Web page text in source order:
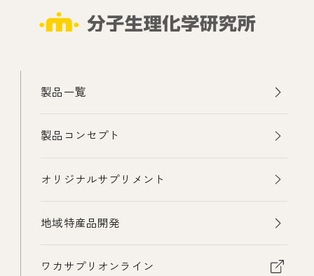
製品一覧
製品コンセプト
オリジナルサプリメント
地域特産品開発
ワカサプリオンライン